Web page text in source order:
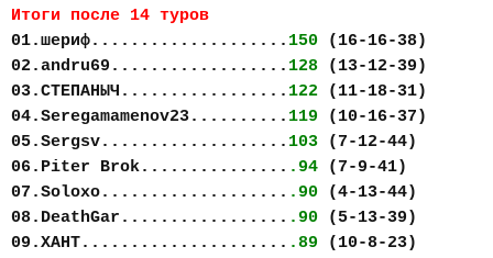
Итоги после 14 туров
01.шериф.................... 150 (16-16-38)
02.andru69.................. 128 (13-12-39)
03.СТЕПАНЫЧ................. 122 (11-18-31)
04.Seregamamenov23.......... 119 (10-16-37)
05.Sergsv................... 103 (7-12-44)
06.Piter Brok............... .94 (7-9-41)
07.Soloxo................... .90 (4-13-44)
08.DeathGar................. .90 (5-13-39)
09.ХАНТ..................... .89 (10-8-23)